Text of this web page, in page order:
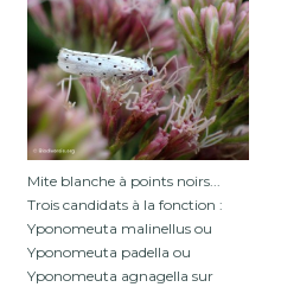
Mite blanche à points noirs...
Trois candidats à la fonction :
Yponomeuta malinellus ou
Yponomeuta padella ou
Yponomeuta agnagella sur